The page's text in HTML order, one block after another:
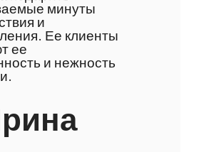
минуты
и
Ее клиенты
ее
и нежность